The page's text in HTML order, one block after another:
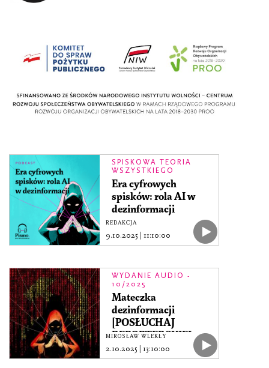
SPISKOWA TEORIA
WSZYSTKIEGO
Era cyfrowych
spisków: rola AI w
dezinformacji
REDAKCJA
9.10.2025 11:10:00
WYDANIE AUDIO -
10/2025
Mateczka
dezinformacji
[POSŁUCHAJ
REPORTERSKIEJ
HISTORII]
MIROSŁAW WLEKŁY
2.10.2025 13:10:00